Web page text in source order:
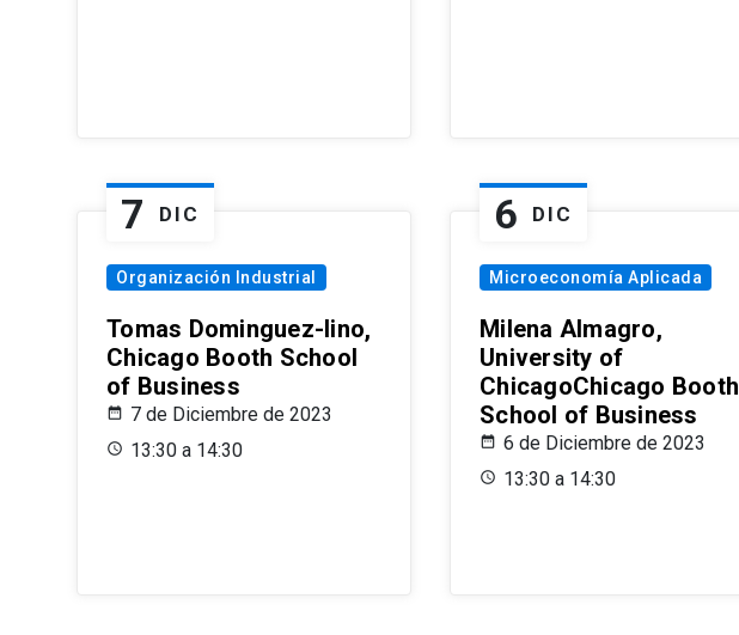
7 DIC
Organización Industrial
Tomas Dominguez-Iino,
Chicago Booth School
of Business
7 de Diciembre de 2023
13:30 a 14:30
6 DIC
Microeconomía Aplicada
Milena Almagro,
University of
ChicagoChicago Booth
School of Business
6 de Diciembre de 2023
13:30 a 14:30